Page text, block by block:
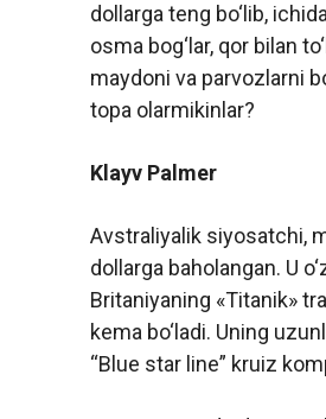
dollarga teng bo‘lib,
osma bog‘lar, qor bilan
maydoni va parvozlarni
topa olarmikinlar?
Klayv Palmer
Avstraliyalik siyosatchi,
dollarga baholangan. U
Britaniyaning «Titanik»
kema bo‘ladi. Uning
“Blue star line” kruiz